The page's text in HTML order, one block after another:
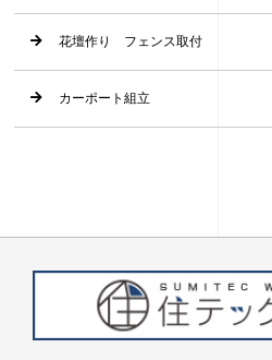
花壇作り フェンス取付
カーポート組立